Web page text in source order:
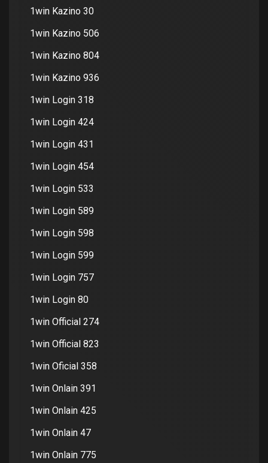
1win Kazino 30
1win Kazino 506
1win Kazino 804
1win Kazino 936
1win Login 318
1win Login 424
1win Login 431
1win Login 454
1win Login 533
1win Login 589
1win Login 598
1win Login 599
1win Login 757
1win Login 80
1win Official 274
1win Official 823
1win Oficial 358
1win Onlain 391
1win Onlain 425
1win Onlain 47
1win Onlain 775